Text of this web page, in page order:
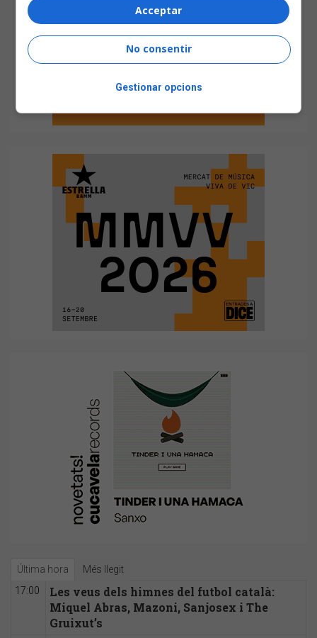
Última hora Més llegit
17:00
Les veus dels himnes del futbol català:
Miquel Abras, Mazoni, Sanjosex i The
Gruixut’s
Acceptar
No consentir
Gestionar opcions